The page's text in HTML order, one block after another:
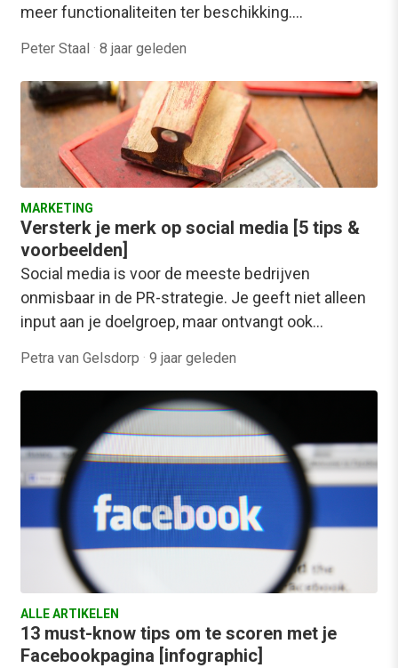
meer functionaliteiten ter beschikking.…
Peter Staal · 8 jaar geleden
MARKETING
Versterk je merk op social media [5 tips &
voorbeelden]
Social media is voor de meeste bedrijven
onmisbaar in de PR-strategie. Je geeft niet alleen
input aan je doelgroep, maar ontvangt ook…
Petra van Gelsdorp · 9 jaar geleden
ALLE ARTIKELEN
13 must-know tips om te scoren met je
Facebookpagina [infographic]